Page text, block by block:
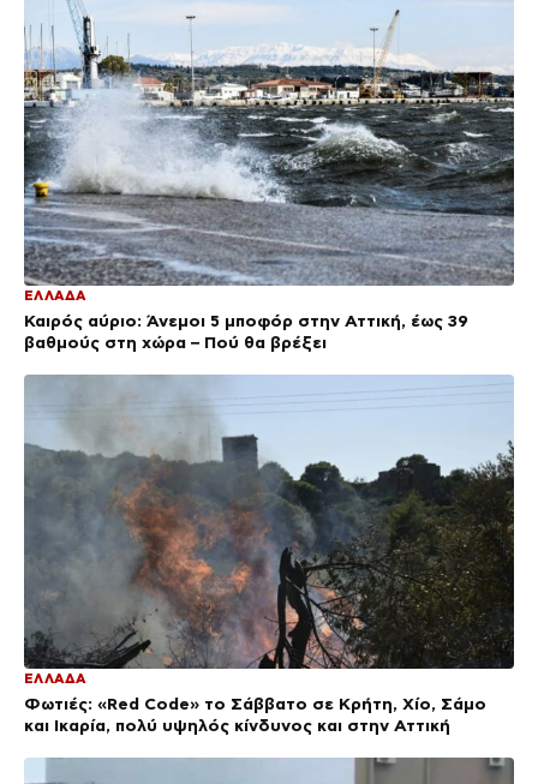
ΕΛΛΑΔΑ
Καιρός αύριο: Άνεμοι 5 μποφόρ στην Αττική, έως 39
βαθμούς στη χώρα – Πού θα βρέξει
ΕΛΛΑΔΑ
Φωτιές: «Red Code» το Σάββατο σε Κρήτη, Χίο, Σάμο
και Ικαρία, πολύ υψηλός κίνδυνος και στην Αττική